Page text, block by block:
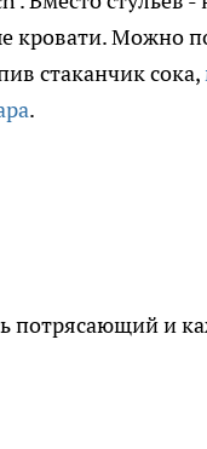
кровати. Можно
стаканчик сока,
.
потрясающий и